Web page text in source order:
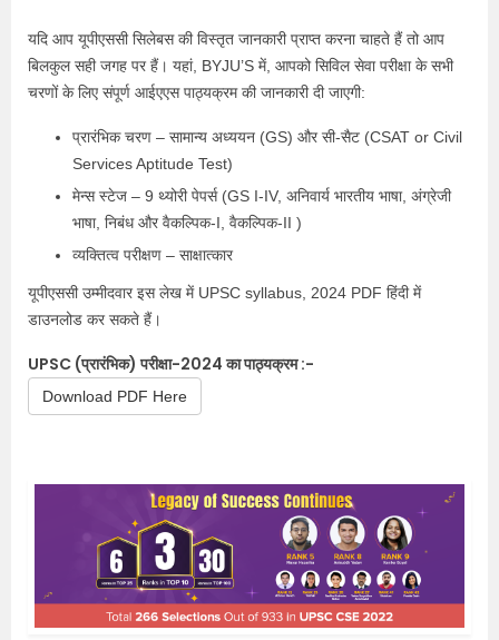
यदि आप यूपीएससी सिलेबस की विस्तृत जानकारी प्राप्त करना चाहते हैं तो आप
बिलकुल सही जगह पर हैं। यहां, BYJU’S में, आपको सिविल सेवा परीक्षा के सभी
चरणों के लिए संपूर्ण आईएएस पाठ्यक्रम की जानकारी दी जाएगी:
प्रारंभिक चरण – सामान्य अध्ययन (GS) और सी-सैट (CSAT or Civil
Services Aptitude Test)
मेन्स स्टेज – 9 थ्योरी पेपर्स (GS I-IV, अनिवार्य भारतीय भाषा, अंग्रेजी
भाषा, निबंध और वैकल्पिक-I, वैकल्पिक-II )
व्यक्तित्व परीक्षण – साक्षात्कार
यूपीएससी उम्मीदवार इस लेख में UPSC syllabus, 2024 PDF हिंदी में
डाउनलोड कर सकते हैं।
UPSC (प्रारंभिक) परीक्षा-2024 का पाठ्यक्रम :-
Download PDF Here